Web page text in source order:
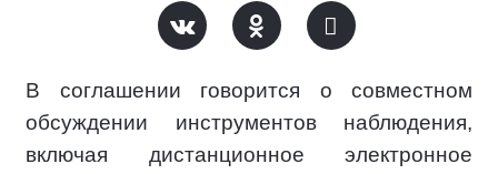
В соглашении говорится о совместном
обсуждении инструментов наблюдения,
включая дистанционное электронное